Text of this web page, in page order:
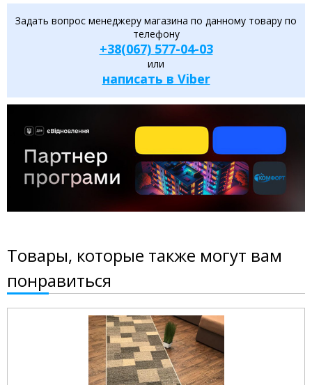
Задать вопрос менеджеру магазина по данному товару по
телефону
+38(067) 577-04-03
или
написать в Viber
Товары, которые также могут вам
понравиться